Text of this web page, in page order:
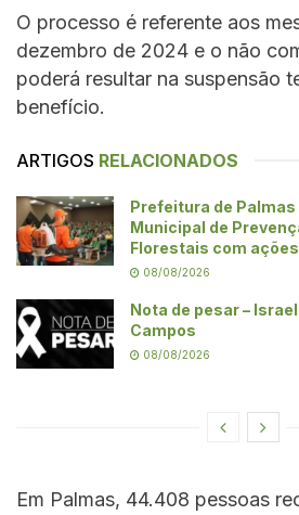
O processo é referente aos
dezembro de 2024 e o não
poderá resultar na suspensão
benefício.
ARTIGOS RELACIONADOS
Prefeitura de
Municipal de
Florestais com
08/08/2026
Nota de pesar –
Campos
08/08/2026
Em Palmas, 44.408 pessoas